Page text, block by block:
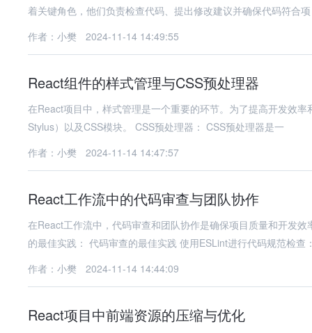
着关键角色，他们负责检查代码、提出修改建议并确保代码符合
作者：小樊
2024-11-14 14:49:55
React组件的样式管理与CSS预处理器
在React项目中，样式管理是一个重要的环节。为了提高开发效
Stylus）以及CSS模块。 CSS预处理器： CSS预处理器是一
作者：小樊
2024-11-14 14:47:57
React工作流中的代码审查与团队协作
在React工作流中，代码审查和团队协作是确保项目质量和开发
的最佳实践： 代码审查的最佳实践 使用ESLint进行代码规范
作者：小樊
2024-11-14 14:44:09
React项目中前端资源的压缩与优化